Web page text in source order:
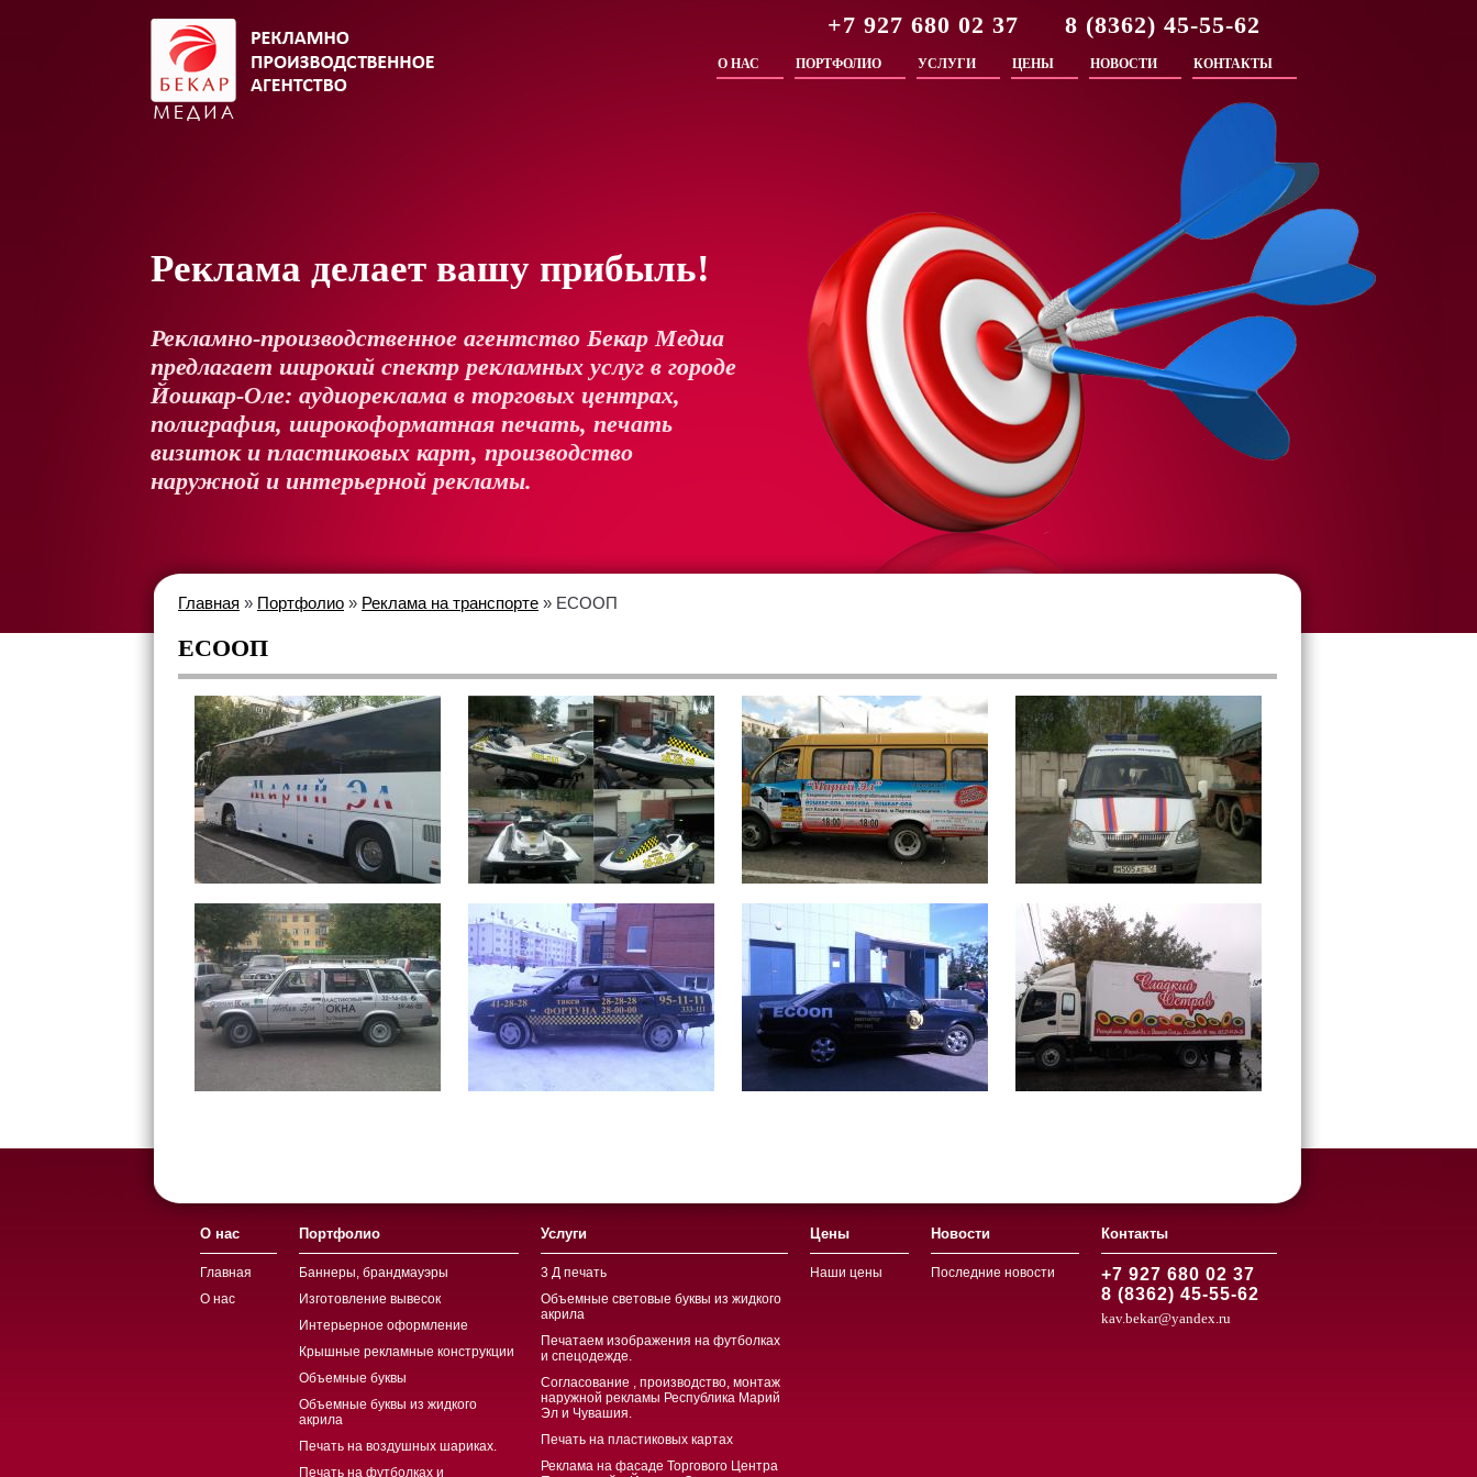
+7 927 680 02 37 8 (8362) 45-55-62
О НАС ПОРТФОЛИО УСЛУГИ ЦЕНЫ НОВОСТИ КОНТАКТЫ
Реклама делает вашу прибыль!
Рекламно-производственное агентство Бекар Медиа
предлагает широкий спектр рекламных услуг в городе
Йошкар-Оле: аудиореклама в торговых центрах,
полиграфия, широкоформатная печать, печать
визиток и пластиковых карт, производство
наружной и интерьерной рекламы.
Главная » Портфолио » Реклама на транспорте » ЕСООП
ЕСООП
О нас
Главная
О нас
Портфолио
Баннеры, брандмауэры
Изготовление вывесок
Интерьерное оформление
Крышные рекламные конструкции
Объемные буквы
Объемные буквы из жидкого
акрила
Печать на воздушных шариках.
Печать на футболках и
Услуги
3 Д печать
Объемные световые буквы из жидкого
акрила
Печатаем изображения на футболках
и спецодежде.
Согласование , производство, монтаж
наружной рекламы Республика Марий
Эл и Чувашия.
Печать на пластиковых картах
Реклама на фасаде Торгового Центра
Цены
Наши цены
Новости
Последние новости
Контакты
+7 927 680 02 37
8 (8362) 45-55-62
kav.bekar@yandex.ru